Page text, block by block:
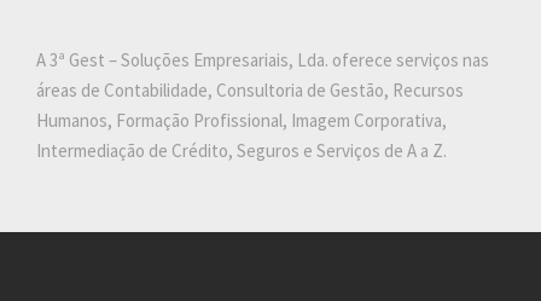
A 3ª Gest – Soluções Empresariais, Lda. oferece serviços nas
áreas de Contabilidade, Consultoria de Gestão, Recursos
Humanos, Formação Profissional, Imagem Corporativa,
Intermediação de Crédito, Seguros e Serviços de A a Z.